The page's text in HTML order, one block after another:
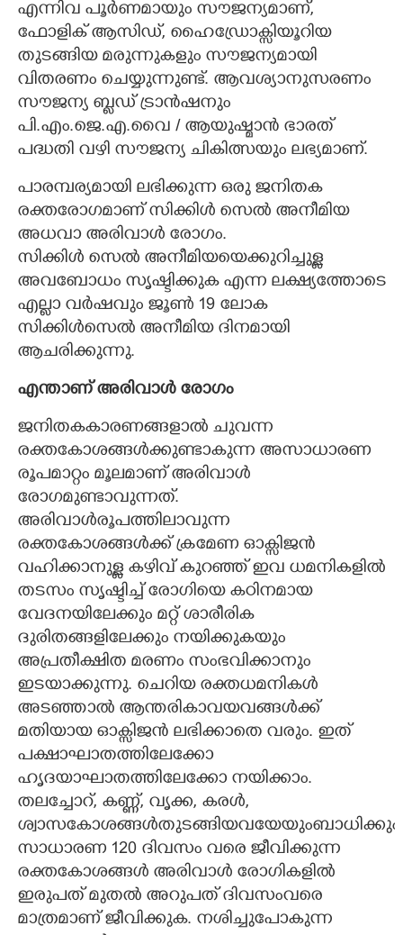
എന്നിവ പൂർണമായും സൗജന്യമാണ്,
ഫോളിക് ആസിഡ്, ഹൈഡ്രോക്സിയൂറിയ
തുടങ്ങിയ മരുന്നുകളും സൗജന്യമായി
വിതരണം ചെയ്യുന്നുണ്ട്. ആവശ്യാനുസരണം
സൗജന്യ ബ്ലഡ് ട്രാൻഷനും
പി.എം.ജെ.എ.വൈ / ആയുഷ്മാൻ ഭാരത്
പദ്ധതി വഴി സൗജന്യ ചികിത്സയും ലഭ്യമാണ്.
പാരമ്പര്യമായി ലഭിക്കുന്ന ഒരു ജനിതക
രക്തരോഗമാണ് സിക്കിൾ സെൽ അനീമിയ
അധവാ അരിവാൾ രോഗം.
സിക്കിൾ സെൽ അനീമിയയെക്കുറിച്ചുള്ള
അവബോധം സൃഷ്ടിക്കുക എന്ന ലക്ഷ്യത്തോടെ
എല്ലാ വർഷവും ജൂൺ 19 ലോക
സിക്കിൾസെൽ അനീമിയ ദിനമായി
ആചരിക്കുന്നു.
എന്താണ് അരിവാൾ രോഗം
ജനിതകകാരണങ്ങളാൽ ചുവന്ന
രക്തകോശങ്ങൾക്കുണ്ടാകുന്ന അസാധാരണ
രൂപമാറ്റം മൂലമാണ് അരിവാൾ
രോഗമുണ്ടാവുന്നത്.
അരിവാൾരൂപത്തിലാവുന്ന
രക്തകോശങ്ങൾക്ക് ക്രമേണ ഓക്സിജൻ
വഹിക്കാനുള്ള കഴിവ് കുറഞ്ഞ് ഇവ ധമനികളിൽ
തടസം സൃഷ്ടിച്ച് രോഗിയെ കഠിനമായ
വേദനയിലേക്കും മറ്റ് ശാരീരിക
ദുരിതങ്ങളിലേക്കും നയിക്കുകയും
അപ്രതീക്ഷിത മരണം സംഭവിക്കാനും
ഇടയാക്കുന്നു. ചെറിയ രക്തധമനികൾ
അടഞ്ഞാൽ ആന്തരികാവയവങ്ങൾക്ക്
മതിയായ ഓക്സിജൻ ലഭിക്കാതെ വരും. ഇത്
പക്ഷാഘാതത്തിലേക്കോ
ഹൃദയാഘാതത്തിലേക്കോ നയിക്കാം.
തലച്ചോറ്, കണ്ണ്, വൃക്ക, കരൾ,
ശ്വാസകോശങ്ങൾതുടങ്ങിയവയേയുംബാധിക്കും.
സാധാരണ 120 ദിവസം വരെ ജീവിക്കുന്ന
രക്തകോശങ്ങൾ അരിവാൾ രോഗികളിൽ
ഇരുപത് മുതൽ അറുപത് ദിവസംവരെ
മാത്രമാണ് ജീവിക്കുക. നശിച്ചുപോകുന്ന